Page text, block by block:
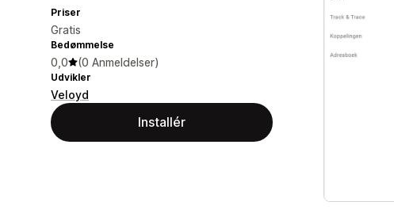
Priser
Gratis
Bedømmelse
0,0 (0 Anmeldelser)
Udvikler
Veloyd
Installér